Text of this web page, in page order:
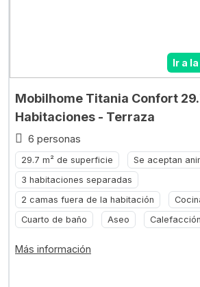
Ir a
Mobilhome Titania Confort
Habitaciones - Terraza
6 personas
29.7 m² de superficie
Se aceptan
3 habitaciones separadas
2 camas fuera de la habitación
Cuarto de baño
Aseo Calefacción
Más información